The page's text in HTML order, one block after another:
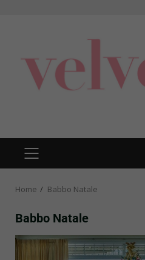
PRIMARY
MENU
Home Babbo Natale
Babbo Natale